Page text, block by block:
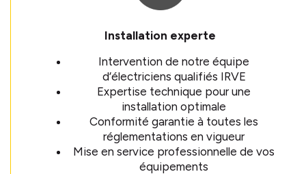
Installation experte
Intervention de notre équipe
d’électriciens qualifiés IRVE
Expertise technique pour une
installation optimale
Conformité garantie à toutes les
réglementations en vigueur
Mise en service professionnelle de vos
équipements